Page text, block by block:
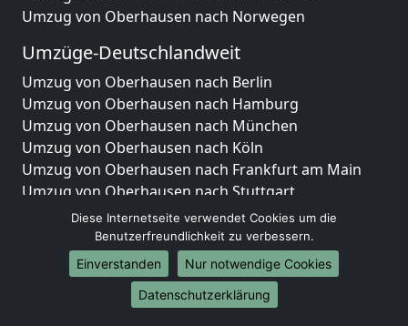
Umzug von Oberhausen nach Norwegen
Umzüge-Deutschlandweit
Umzug von Oberhausen nach Berlin
Umzug von Oberhausen nach Hamburg
Umzug von Oberhausen nach München
Umzug von Oberhausen nach Köln
Umzug von Oberhausen nach Frankfurt am Main
Umzug von Oberhausen nach Stuttgart
Umzug von Oberhausen nach Düsseldorf
Umzug von Oberhausen nach Leipzig
Umzug von Oberhausen nach Dortmund
Umzug von Oberhausen nach Essen
Umzug von Oberhausen nach Bremen
Diese Internetseite verwendet Cookies um die
Benutzerfreundlichkeit zu verbessern.
Einverstanden
Nur notwendige Cookies
Datenschutzerklärung